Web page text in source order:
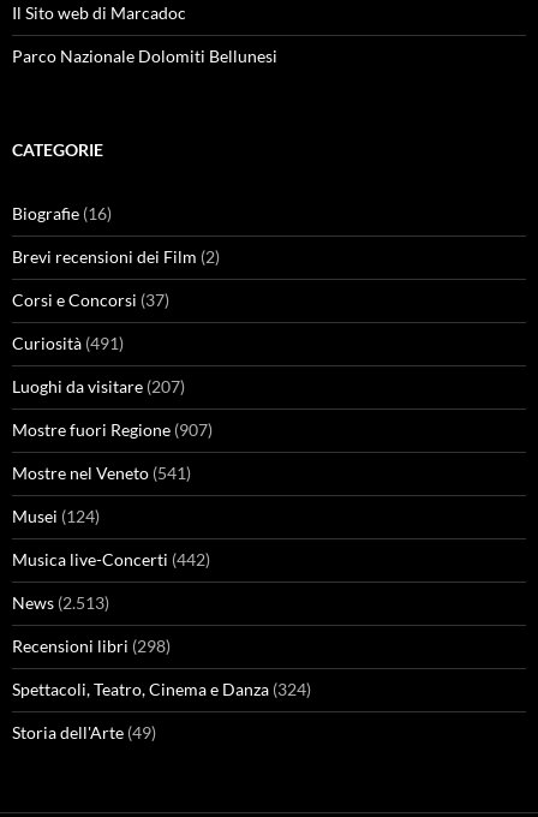
Il Sito web di Marcadoc
Parco Nazionale Dolomiti Bellunesi
CATEGORIE
Biografie (16)
Brevi recensioni dei Film (2)
Corsi e Concorsi (37)
Curiosità (491)
Luoghi da visitare (207)
Mostre fuori Regione (907)
Mostre nel Veneto (541)
Musei (124)
Musica live-Concerti (442)
News (2.513)
Recensioni libri (298)
Spettacoli, Teatro, Cinema e Danza (324)
Storia dell'Arte (49)